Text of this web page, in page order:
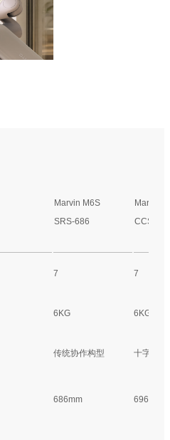
Marvin M6S
SRS-686
Marvin
CCS-696
7 7
6KG 6KG
传统协作构型 十字交叉
686mm 696mm